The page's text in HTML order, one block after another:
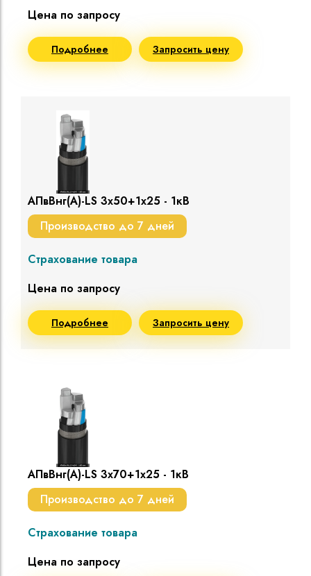
Цена по запросу
Подробнее Запросить цену
АПвВнг(A)-LS 3х50+1х25 - 1кВ
Производство до 7 дней
Страхование товара
Цена по запросу
Подробнее Запросить цену
АПвВнг(A)-LS 3х70+1х25 - 1кВ
Производство до 7 дней
Страхование товара
Цена по запросу